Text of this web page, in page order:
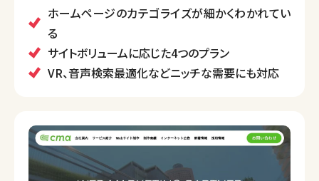
し、集客やブランディングを強化するサービスを提供し
ています。
医療機関向けのWebサイト制作やVR/ARシステム開発
など、幅広いサービスを提供しています。
ホームページのカテゴライズが細かくわかれてい
る
サイトボリュームに応じた4つのプラン
VR、音声検索最適化などニッチな需要にも対応